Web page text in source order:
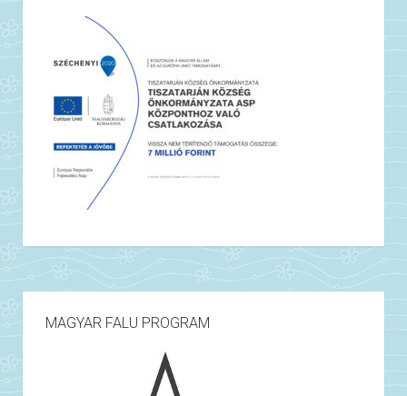
MAGYAR FALU PROGRAM